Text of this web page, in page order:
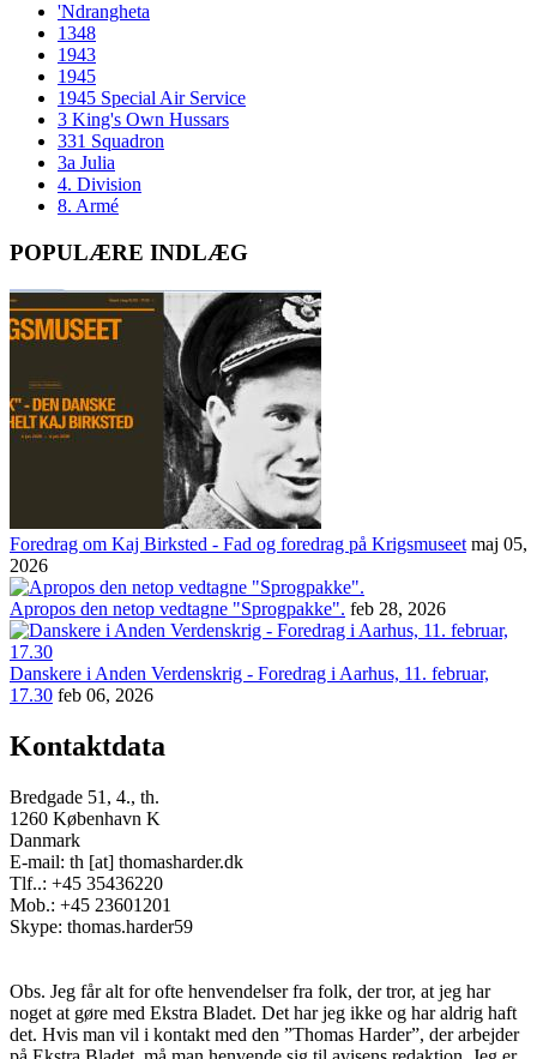
'Ndrangheta
1348
1943
1945
1945 Special Air Service
3 King's Own Hussars
331 Squadron
3a Julia
4. Division
8. Armé
POPULÆRE INDLÆG
Foredrag om Kaj Birksted - Fad og foredrag på Krigsmuseet maj 05,
2026
Apropos den netop vedtagne "Sprogpakke". feb 28, 2026
Danskere i Anden Verdenskrig - Foredrag i Aarhus, 11. februar,
17.30 feb 06, 2026
Kontaktdata
Bredgade 51, 4., th.
1260 København K
Danmark
E-mail: th [at] thomasharder.dk
Tlf..: +45 35436220
Mob.: +45 23601201
Skype: thomas.harder59
Obs. Jeg får alt for ofte henvendelser fra folk, der tror, at jeg har
noget at gøre med Ekstra Bladet. Det har jeg ikke og har aldrig haft
det. Hvis man vil i kontakt med den ”Thomas Harder”, der arbejder